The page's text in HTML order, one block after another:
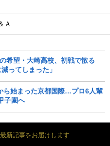
Ａ
希望・大崎高校、初戦で散る
ってしまった」
ら始まった京都国際…プロ6人輩
子園へ
新記事をお届けします